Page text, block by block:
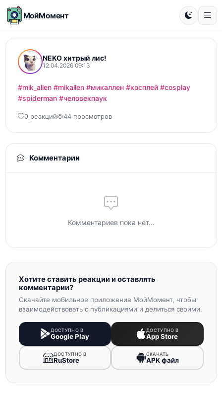
МойМомент
NEKO хитрый лис!
12.04.2026 09:13
#mik_allen #mikallen #микаллен #косплей #cosplay
#spiderman #человекпаук
0 реакций 44 просмотров
Комментарии
Комментариев пока нет...
Хотите ставить реакции и оставлять
комментарии?
Скачайте мобильное приложение МойМомент, чтобы
взаимодействовать с публикациями и делиться своими.
ДОСТУПНО В
Google Play
ДОСТУПНО В
App Store
ДОСТУПНО В
RuStore
СКАЧАТЬ
APK файл